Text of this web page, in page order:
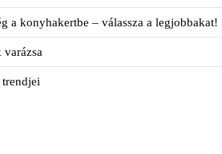
a konyhakertbe – válassza a legjobbakat!